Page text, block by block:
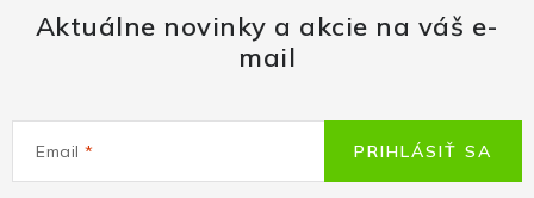
Aktuálne novinky a akcie na váš e-
mail
Email PRIHLÁSIŤ SA